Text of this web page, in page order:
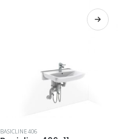
BASICLINE 406